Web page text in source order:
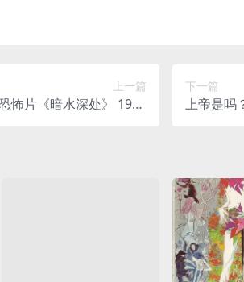
上一篇
怖片《暗水深处》 1993
下一篇
上帝是吗